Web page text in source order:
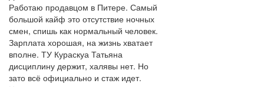
Работаю продавцом в Питере. Самый
большой кайф это отсутствие ночных
смен, спишь как нормальный человек.
Зарплата хорошая, на жизнь хватает
вполне. ТУ Кураскуа Татьяна
дисциплину держит, халявы нет. Но
зато всё официально и стаж идет.